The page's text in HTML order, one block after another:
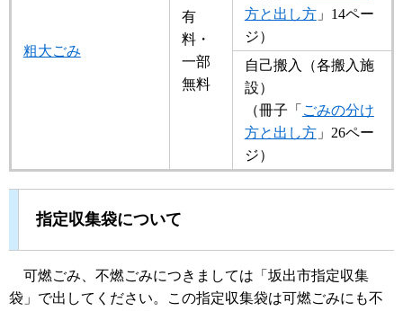
粗大ごみ
有
料・
一部
無料
方と出し方」14ペー
ジ）
自己搬入（各搬入施
設）
（冊子「 ごみの分け
方と出し方」26ペー
ジ）
指定収集袋について
可燃ごみ、不燃ごみにつきましては「坂出市指定収集
袋」で出してください。この指定収集袋は可燃ごみにも不